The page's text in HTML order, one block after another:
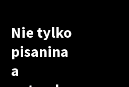
Nie tylko
pisanina
a